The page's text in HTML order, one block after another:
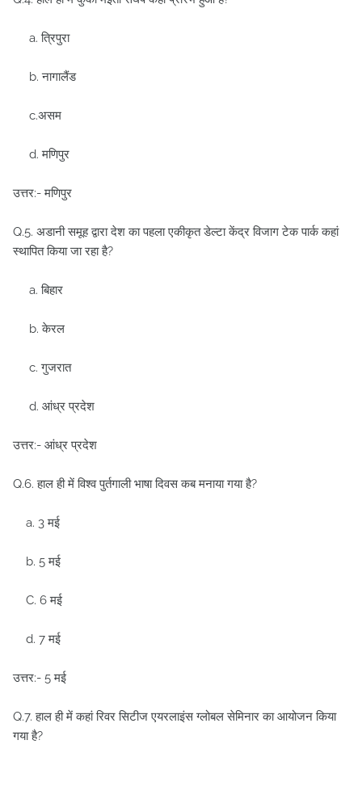
a. त्रिपुरा
b. नागालैंड
c.असम
d. मणिपुर
उत्तर:- मणिपुर
Q.5. अडानी समूह द्वारा देश का पहला एकीकृत डेल्टा केंद्र विजाग टेक पार्क कहां
स्थापित किया जा रहा है?
a. बिहार
b. केरल
c. गुजरात
d. आंध्र प्रदेश
उत्तर:- आंध्र प्रदेश
Q.6. हाल ही में विश्व पुर्तगाली भाषा दिवस कब मनाया गया है?
a. 3 मई
b. 5 मई
C. 6 मई
d. 7 मई
उत्तर:- 5 मई
Q.7. हाल ही में कहां रिवर सिटीज एयरलाइंस ग्लोबल सेमिनार का आयोजन किया
गया है?